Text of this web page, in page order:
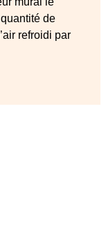
de
refroidi par